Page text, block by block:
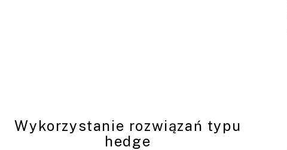
Wykorzystanie rozwiązań typu
hedge